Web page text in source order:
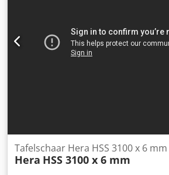
Tafelschaar Hera HSS 3100 x 6 mm
Hera HSS 3100 x 6 mm